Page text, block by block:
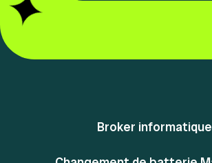
Broker informatique